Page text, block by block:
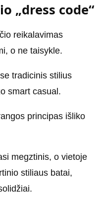
„dress code“
reikalavimas
o ne taisykle.
tradicinis stilius
smart casual.
principas išliko
megztinis, o vietoje
stiliaus batai,